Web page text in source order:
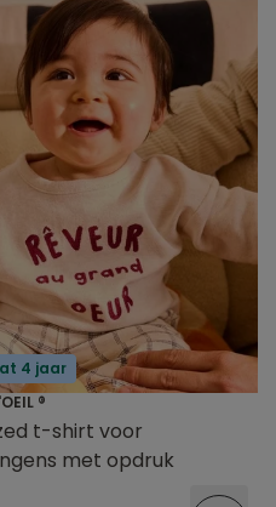
4 jaar
®
t-shirt voor
met opdruk